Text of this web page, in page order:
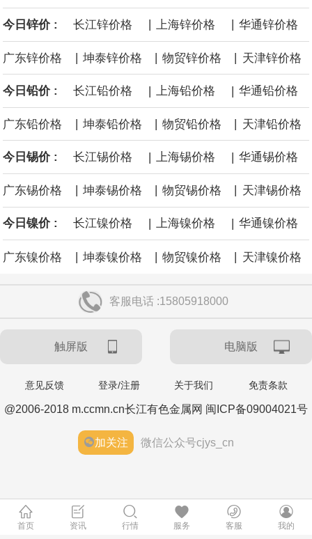
格。
今日锌价 : 长江锌价格 上海锌价格 华通锌价格
广东锌价格 | 坤泰锌价格 | 物贸锌价格 | 天津锌价格
今日铅价 : 长江铅价格 | 上海铅价格 | 华通铅价格
广东铅价格 坤泰铅价格 物贸铅价格 天津铅价格
今日锡价 : 长江锡价格 | 上海锡价格 | 华通锡价格
广东锡价格 坤泰锡价格 物贸锡价格 天津锡价格
今日镍价 : 长江镍价格 | 上海镍价格 | 华通镍价格
广东镍价格 | 坤泰镍价格 | 物贸镍价格 | 天津镍价格
客服电话 :15805918000
触屏版 电脑版
意见反馈 登录/注册 关于我们 免责条款
@2006-2018 m.ccmn.cn长江有色金属网 闽ICP备09004021号
加关注 微信公众号cjys_cn
首页 资讯 行情 服务 客服 我的